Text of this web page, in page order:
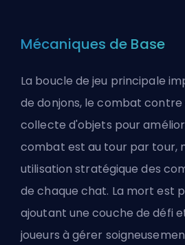
Mécaniques de Base
La boucle de jeu principale
de donjons, le combat contre
collecte d'objets pour
combat est au tour par tour,
utilisation stratégique des
de chaque chat. La mort est
ajoutant une couche de défi
joueurs à gérer